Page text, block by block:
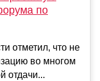
по
отметил, что не
во многом
отдачи...